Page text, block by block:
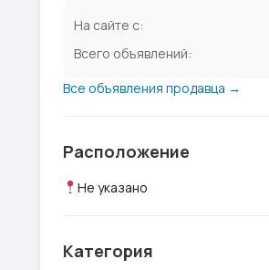
На сайте с:
Всего объявлений:
Все объявления продавца →
Расположение
Не указано
Категория